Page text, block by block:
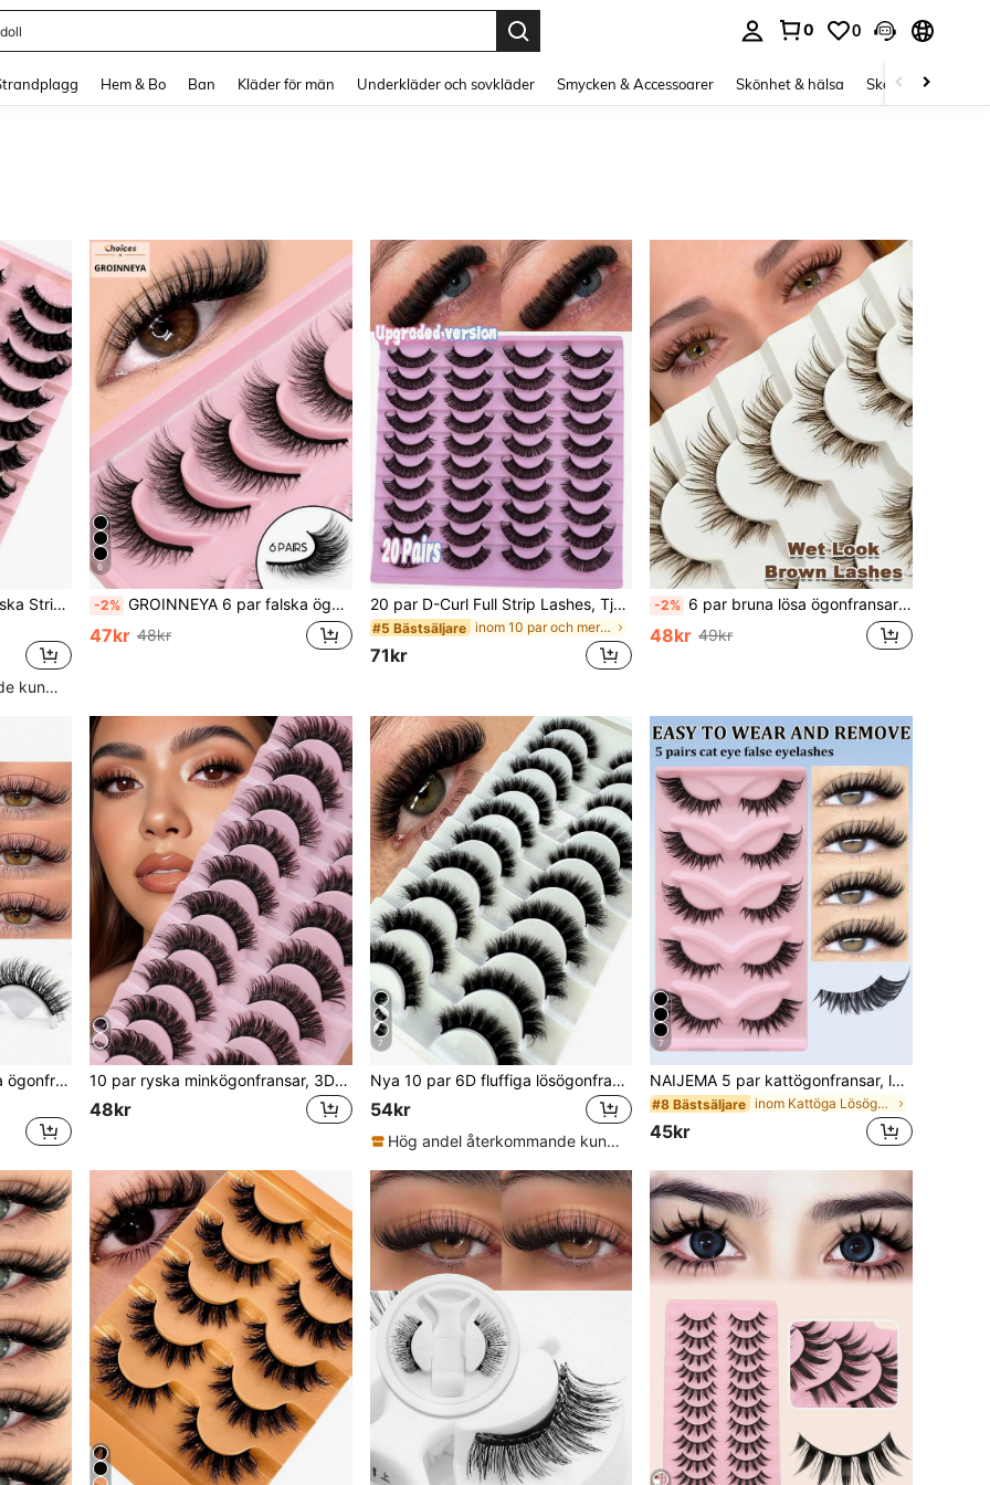
0 0
Hem & Bo Ban Kläder för män Underkläder och sovkläder Smycken & Accessoarer Skönhet & hälsa Skor Curve
NYA 10 par 3D DD Curl Ryska Stripfransar 8mm-22mm Fluffiga Minkfransar Förlängningstillbehör Naturliga 5D Lösögonfransar Sminkverktyg Stripfransar,Fransar,Ögonfransar,Lösögonfransar
Hög andel återkommande kunder
6
-2% GROINNEYA 6 par falska ögonfransar i konstgjord mink, cat eye & fox eye, långa svansar med naturligt utseende, korta fransförlängningar, makeup-fransremsor, ögonfransar, falska ögonfransar, falska ögonfransar
47kr 48kr
20 par D-Curl Full Strip Lashes, Tjocka och täta lösögonfransar, Återanvändbara lösögonfransar av mink
#5 Bästsäljare inom 10 par och mer Lösögonfransar
71kr
-2% 6 par bruna lösa ögonfransar med wet look, genomskinlig remsa, fluffiga, återanvändbara, förlängande, för dramatisk lockig lätt makeup, sminkverktyg
48kr 49kr
10 par naturliga mjuka lösa ögonfransar, fluffiga och slanka, rufsiga och böjda, korslagda fulla fransremsor, lämpliga för vardag, fest, dejting och andra tillfällen. 10 par ryska minkögonfransar, 3D fluffiga dramatiska lösögonfransar, förlängande och volymgivande ögonfransförlängningskit, makeup och skönhetsprodukter
48kr
7
Nya 10 par 6D fluffiga lösögonfransar, mjuka och fluffiga, handgjorda, återanvändbara, kort naturlig stil, täta 3D falska minkögonfransar, 3D Cilioss lösögonfransar
54kr
Hög andel återkommande kunder
7
NAIJEMA 5 par kattögonfransar, lösögonfransar med genomskinligt band, lösögonfransar med räv, konstgjorda minkfransar, lösögonfransar med naturligt utseende, ögonfransförlängning, lösögonfransar med makeup
#8 Bästsäljare inom Kattöga Lösögonfransar
45kr